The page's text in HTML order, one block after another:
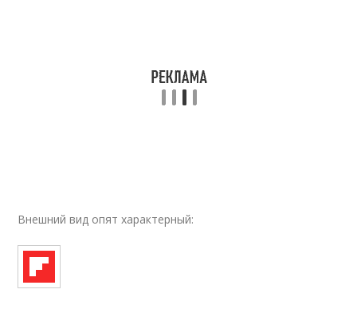
Внешний вид опят характерный: